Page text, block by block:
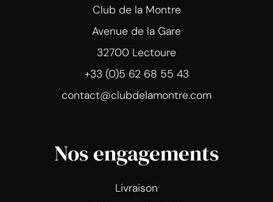
Club de la Montre
Avenue de la Gare
32700 Lectoure
+33 (0)5 62 68 55 43
contact@clubdelamontre.com
Nos engagements
Livraison